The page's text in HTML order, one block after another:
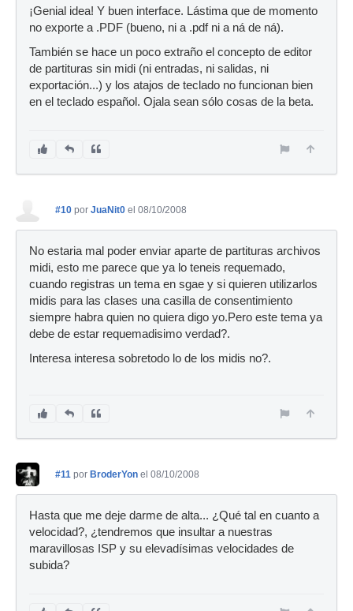
¡Genial idea! Y buen interface. Lástima que de momento
no exporte a .PDF (bueno, ni a .pdf ni a ná de ná).
También se hace un poco extraño el concepto de editor
de partituras sin midi (ni entradas, ni salidas, ni
exportación...) y los atajos de teclado no funcionan bien
en el teclado español. Ojala sean sólo cosas de la beta.
#10 por JuaNit0 el 08/10/2008
No estaria mal poder enviar aparte de partituras archivos
midi, esto me parece que ya lo teneis requemado,
cuando registras un tema en sgae y si quieren utilizarlos
midis para las clases una casilla de consentimiento
siempre habra quien no quiera digo yo.Pero este tema ya
debe de estar requemadisimo verdad?.
Interesa interesa sobretodo lo de los midis no?.
#11 por BroderYon el 08/10/2008
Hasta que me deje darme de alta... ¿Qué tal en cuanto a
velocidad?, ¿tendremos que insultar a nuestras
maravillosas ISP y su elevadísimas velocidades de
subida?